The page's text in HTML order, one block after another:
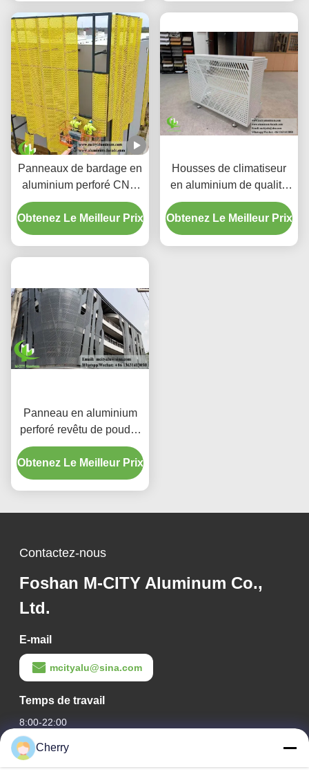
Panneaux de bardage en
aluminium perforé CNC
personnalisés avec
alliage 3003 H14/H24 et
revêtement PVDF pour
Obtenez Le Meilleur Prix
Housses de climatiseur
en aluminium de qualité
supérieure | Écrans de
protection décoratifs
Obtenez Le Meilleur Prix
Panneau en aluminium
perforé revêtu de poudre
avec couleurs RAL
personnalisées et motifs
de découpe laser pour
Obtenez Le Meilleur Prix
Contactez-nous
Foshan M-CITY Aluminum Co.,
Ltd.
E-mail
mcityalu@sina.com
Temps de travail
8:00-22:00
Notre adresse
Cherry